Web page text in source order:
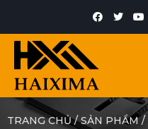
TRANG CHỦ/SẢN PHẨM/